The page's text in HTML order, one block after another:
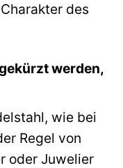
des
werden,
wie bei
Regel von
oder Juwelier